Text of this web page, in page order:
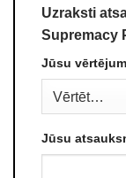
Uzraksti
Supremacy
Jūsu
Jūsu